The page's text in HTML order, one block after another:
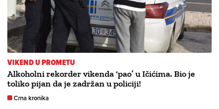
VIKEND U PROMETU
Alkoholni rekorder vikenda ‘pao’ u Ičićima. Bio je
toliko pijan da je zadržan u policiji!
Crna kronika